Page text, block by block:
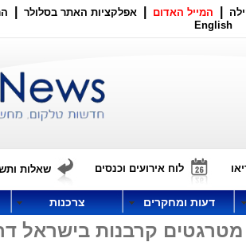
המייל האדום אפלקציות האתר בסלולר
English
לוח אירועים וכנסים שאלות
דעות ומחקרים צרכנות
קרבנות בישראל